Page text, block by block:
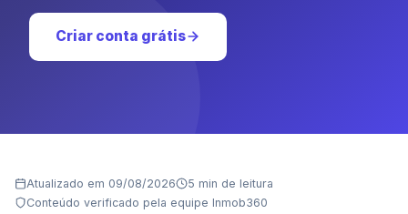
Criar conta grátis
Atualizado em 09/08/2026
5 min de leitura
Conteúdo verificado pela equipe Inmob360